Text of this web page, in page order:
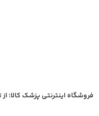
فروشگاه اینترنتی پزشک کالا؛